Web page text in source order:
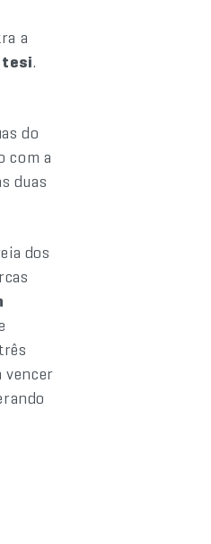
a
.
do
com a
duas
dos
vencer